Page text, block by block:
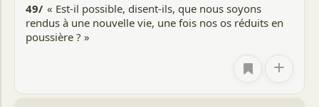
49/ « Est-il possible, disent-ils, que nous soyons
rendus à une nouvelle vie, une fois nos os réduits en
poussière ? »
+